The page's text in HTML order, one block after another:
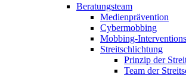
Beratungsteam
Medienprävention
Cybermobbing
Mobbing-
Streitschlichtung
Prinzip der
Team der